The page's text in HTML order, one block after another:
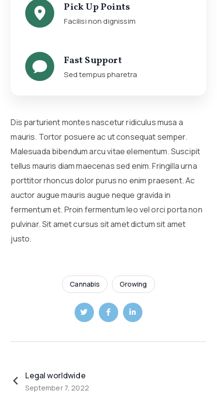
Pick Up Points
Facilisi non dignissim
Fast Support
Sed tempus pharetra
Dis parturient montes nascetur ridiculus musa a
mauris. Tortor posuere ac ut consequat semper.
Malesuada bibendum arcu vitae elementum. Suscipit
tellus mauris diam maecenas sed enim. Fringilla urna
porttitor rhoncus dolor purus no enim praesent. Ac
auctor augue mauris augue neque gravida in
fermentum et. Proin fermentum leo vel orci porta non
pulvinar. Sit amet cursus sit amet dictum sit amet
justo.
Cannabis Growing
Legal worldwide
September 7, 2022